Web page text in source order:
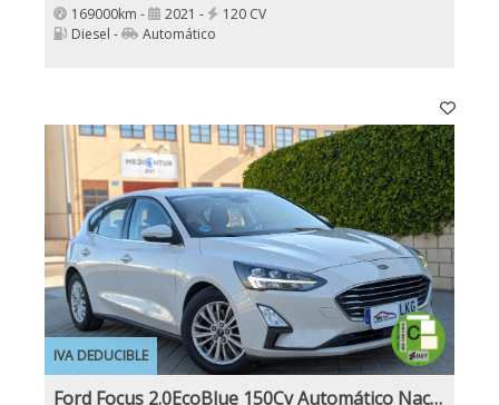
169000km - 2021 -
120 CV
Diesel -
Automático
IVA DEDUCIBLE
Ford Focus 2.0EcoBlue 150Cv Automático Nacional IVA y Garantía Incl